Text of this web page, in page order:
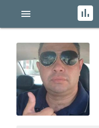
menu